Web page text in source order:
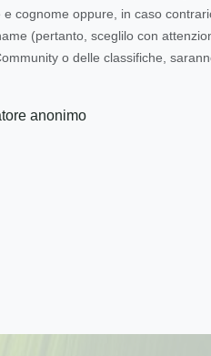
cognome oppure, in caso
(pertanto, sceglilo con
o delle classifiche,
anonimo